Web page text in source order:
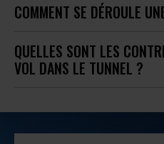
COMMENT SE DÉROULE
QUELLES SONT LES
VOL DANS LE TUNNEL ?